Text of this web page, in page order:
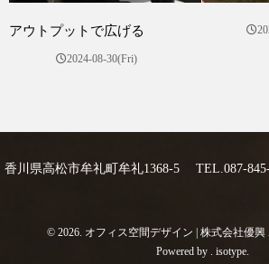
アウトプットで広げる
2024-08-30(Fri)
香川県高松市牟礼町牟礼1368-5 TEL.087-845-
© 2026. オフィス空間デザイン | 株式会社優興
Powered by . isotype.